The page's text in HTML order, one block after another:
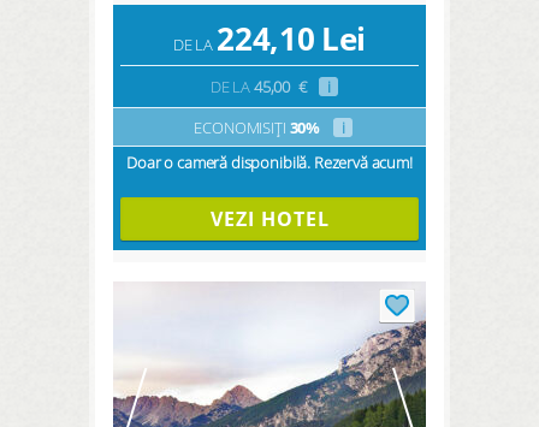
DE LA 224,10 Lei
DE LA45,00 €
i
ECONOMISIȚI 30%
i
Doar o cameră disponibilă. Rezervă acum!
VEZI HOTEL